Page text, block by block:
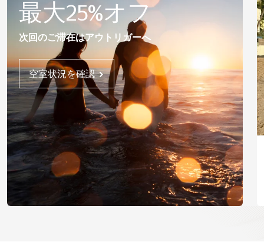
最大25%オフ
次回のご滞在はアウトリガーへ
空室状況を確認